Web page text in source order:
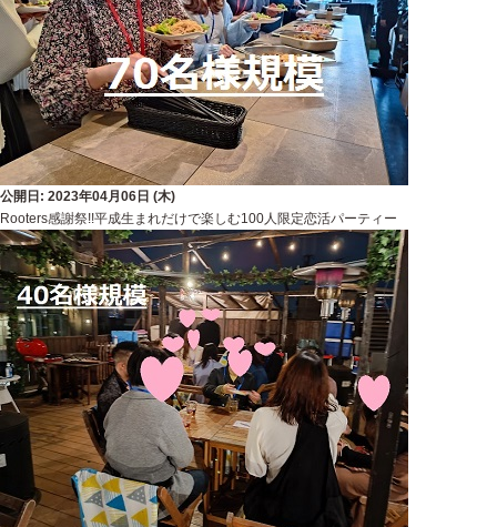
公開日: 2023年04月06日 (木)
Rooters感謝祭!!平成生まれだけで楽しむ100人限定恋活パーティー